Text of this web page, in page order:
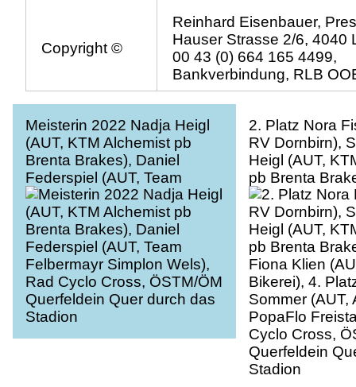
Copyright ©
Reinhard Eisenbauer,
Hauser Strasse 2/6, 4040
00 43 (0) 664 165 4499,
Bankverbindung, RLB
Meisterin 2022 Nadja Heigl
(AUT, KTM Alchemist pb
Brenta Brakes), Daniel
Federspiel (AUT, Team
Felbermayr Simplon Wels),
Rad Cyclo Cross, ÖSTM/ÖM
Querfeldein Quer durch das
Stadion
2. Platz Nora
RV Dornbirn),
Heigl (AUT,
pb Brenta
Fiona Klien
Bikerei), 4.
Sommer (AUT,
PopaFlo
Cyclo Cross,
Querfeldein
Stadion